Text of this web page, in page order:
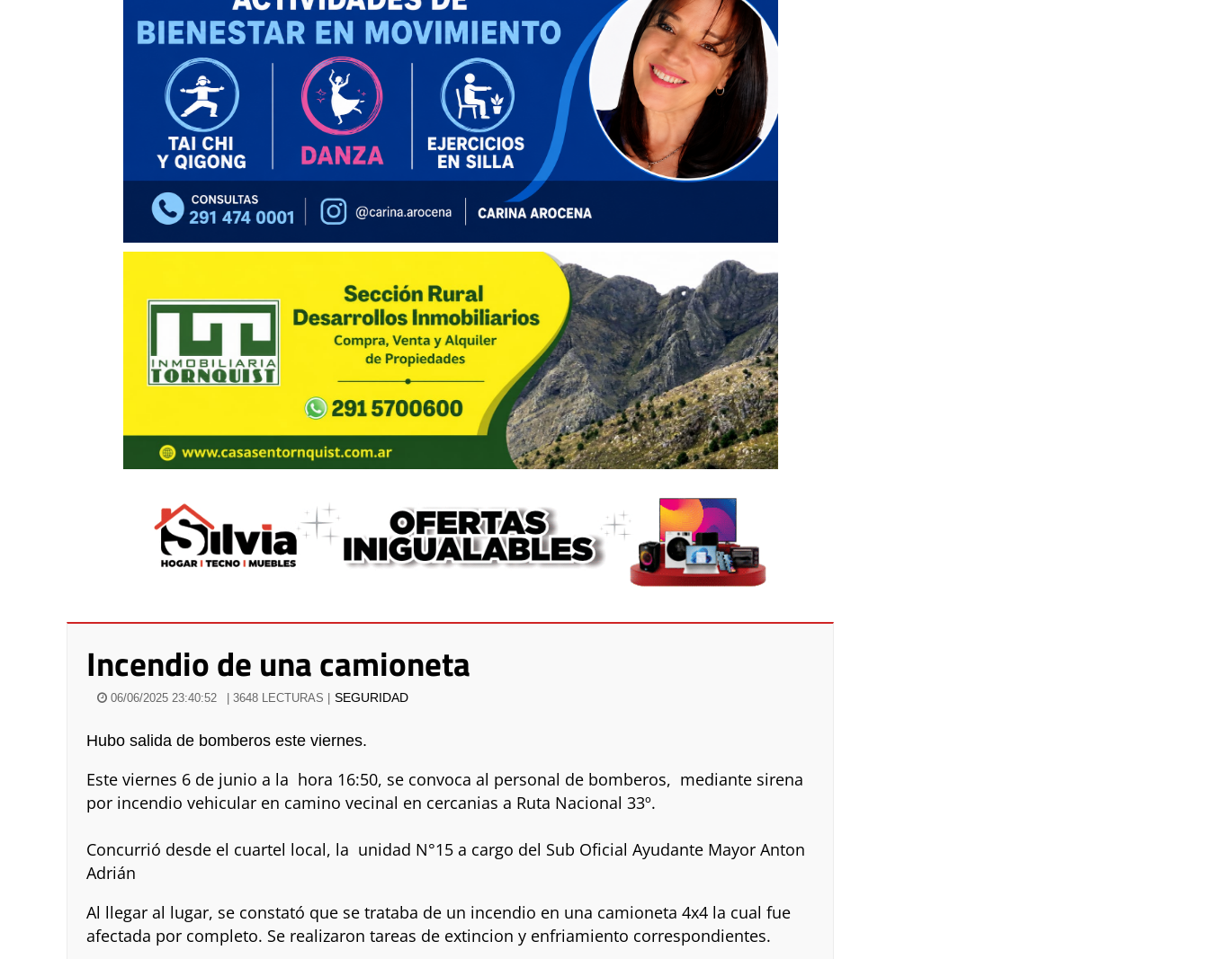
Incendio de una camioneta
06/06/2025 23:40:52 | 3648 LECTURAS | SEGURIDAD
Hubo salida de bomberos este viernes.
Este viernes 6 de junio a la hora 16:50, se convoca al personal de bomberos, mediante sirena
por incendio vehicular en camino vecinal en cercanias a Ruta Nacional 33º.
Concurrió desde el cuartel local, la unidad N°15 a cargo del Sub Oficial Ayudante Mayor Anton
Adrián
Al llegar al lugar, se constató que se trataba de un incendio en una camioneta 4x4 la cual fue
afectada por completo. Se realizaron tareas de extincion y enfriamiento correspondientes.